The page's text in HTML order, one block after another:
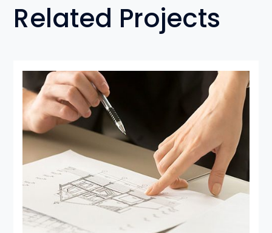
Related Projects